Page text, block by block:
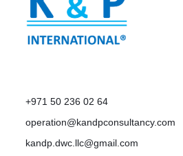
+971 50 236 02 64
operation@kandpconsultancy.com
kandp.dwc.llc@gmail.com